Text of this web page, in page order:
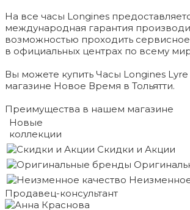
На все часы Longines
международная гарантия
возможностью проходить
в официальных центрах по всему
Вы можете купить Часы Longines Lyre
магазине Новое Время в Тольятти.
Преимущества в нашем магазине
Новые
коллекции
Скидки и Акции
Продавец-консультант